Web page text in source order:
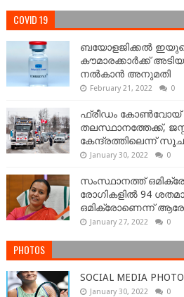
COVID 19
ബയോളജിക്കല്‍
കൗമാരക്കാർക്ക്
നൽകാൻ അനുമതി
February 21, 2022 0
ഫ്രീഡം കോണ്‍വോയ്
തലസ്ഥാനത്തേക്ക്,
കേന്ദ്രത്തിലെന്ന്
January 30, 2022 0
സംസ്ഥാനത്ത്
രോഗികളിൽ 94
ഒമിക്രോണെന്ന്
January 27, 2022 0
PHOTOS
SOCIAL MEDIA
January 30, 2022 0